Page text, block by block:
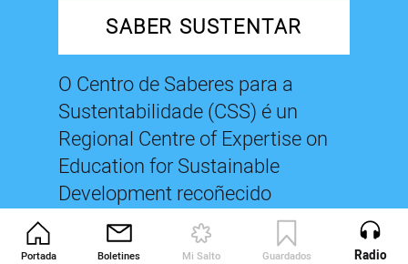
Portada Boletines Mi Salto Guardados Revista
SABER SUSTENTAR
O Centro de Saberes para a
Sustentabilidade (CSS) é un
Regional Centre of Expertise on
Education for Sustainable
Development recoñecido
oficialmente pola Universidade
das Nacións Unidas. Ten como
Radio